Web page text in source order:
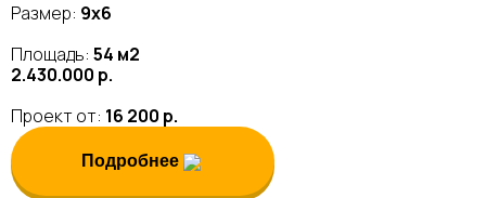
Размер: 9х6
Площадь: 54 м2
2.430.000 р.
Проект от: 16 200 р.
Подробнее